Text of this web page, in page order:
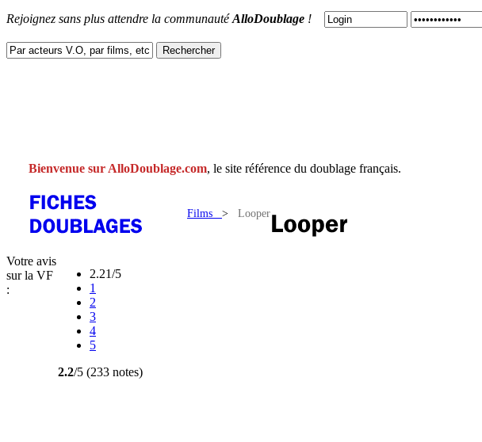
Rejoignez sans plus attendre la communautéAlloDoublage !
Bienvenue sur AlloDoublage.com, le site référence du doublage français.
Films > Looper
Votre avis
sur la VF
:
2.21/5
1
2
3
4
5
2.2/5 (233 notes)